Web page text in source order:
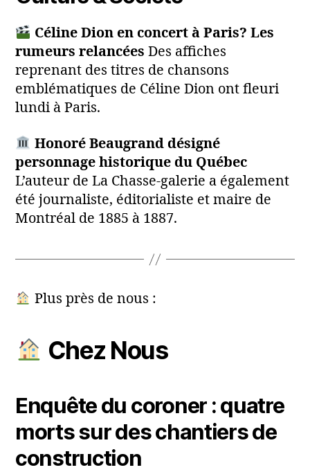
Céline Dion en concert à Paris? Les
rumeurs relancées Des affiches
reprenant des titres de chansons
emblématiques de Céline Dion ont fleuri
lundi à Paris.
Honoré Beaugrand désigné
personnage historique du Québec
L’auteur de La Chasse-galerie a également
été journaliste, éditorialiste et maire de
Montréal de 1885 à 1887.
Plus près de nous :
Chez Nous
Enquête du coroner : quatre
morts sur des chantiers de
construction